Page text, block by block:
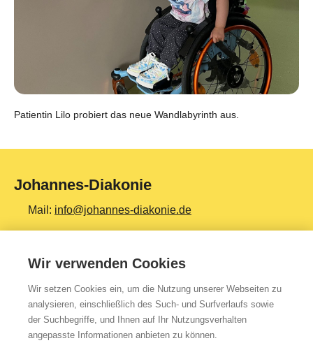
Patientin Lilo probiert das neue Wandlabyrinth aus.
Johannes-Diakonie
Mail: info@johannes-diakonie.de
Tel:06261 - 88-0
Top Themen
Teilhabe & Assistenz
Wir verwenden Cookies
Wir setzen Cookies ein, um die Nutzung unserer Webseiten zu
analysieren, einschließlich des Such- und Surfverlaufs sowie
der Suchbegriffe, und Ihnen auf Ihr Nutzungsverhalten
angepasste Informationen anbieten zu können.